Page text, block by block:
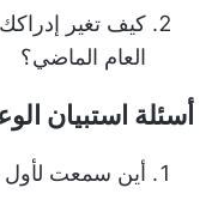
كيف تغير
العام الماضي؟
أسئلة استبيان
أين سمعت لأول